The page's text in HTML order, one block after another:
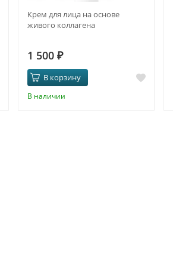
Крем для лица на основе
живого коллагена
1 500 ₽
В корзину
В наличии